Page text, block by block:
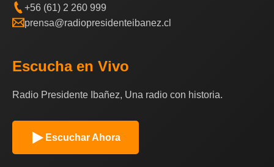
+56 (61) 2 260 999
prensa@radiopresidenteibanez.cl
Escucha en Vivo
Radio Presidente Ibañez, Una radio con historia.
Escuchar Ahora